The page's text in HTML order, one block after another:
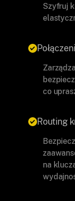
Szyfruj
co
Routing
na